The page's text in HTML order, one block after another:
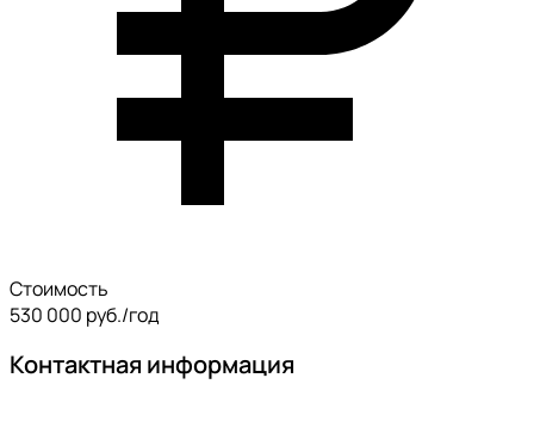
Стоимость
530 000 руб./год
Контактная информация